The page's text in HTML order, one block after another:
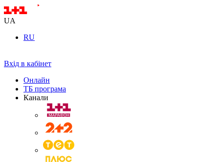
UA
RU
Вхід в кабінет
Онлайн
ТБ програма
Канали